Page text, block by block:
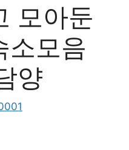
모아둔
소모음
양